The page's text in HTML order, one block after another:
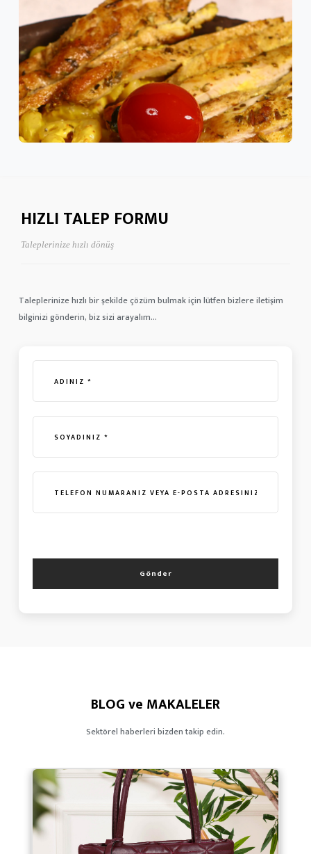
HIZLI TALEP FORMU
Taleplerinize hızlı dönüş
Taleplerinize hızlı bir şekilde çözüm bulmak için lütfen bizlere iletişim
bilginizi gönderin, biz sizi arayalım...
Gönder
BLOG ve MAKALELER
Sektörel haberleri bizden takip edin.